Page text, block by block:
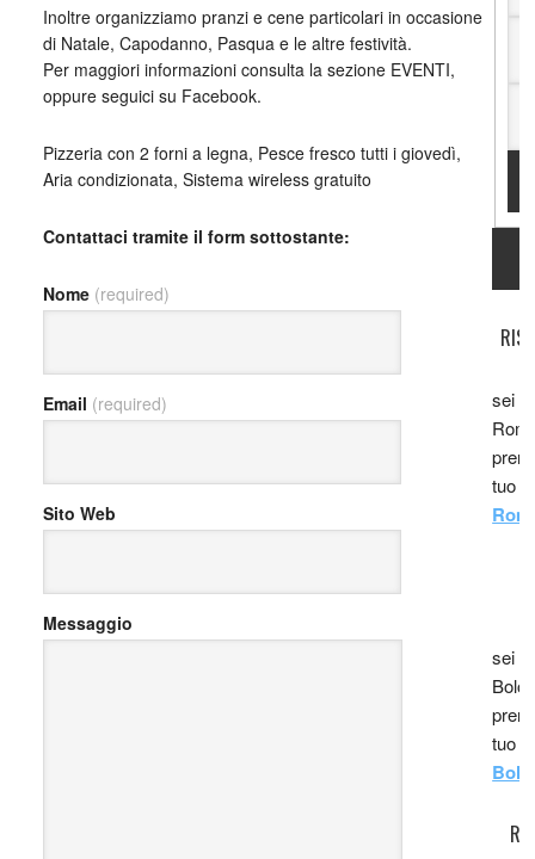
Inoltre organizziamo pranzi e cene particolari in occasione
di Natale, Capodanno, Pasqua e le altre festività.
Per maggiori informazioni consulta la sezione EVENTI,
oppure seguici su Facebook.
Pizzeria con 2 forni a legna, Pesce fresco tutti i giovedì,
Aria condizionata, Sistema wireless gratuito
Contattaci tramite il form sottostante:
Nome (required)
Email (required)
Sito Web
Messaggio
sei
tuo
sei
tuo